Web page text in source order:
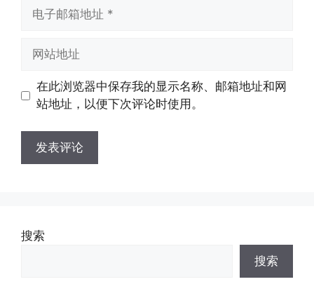
址
址
在此浏览器中保存我的显示名称、邮箱地址和网
站地址，以便下次评论时使用。
搜索
搜索